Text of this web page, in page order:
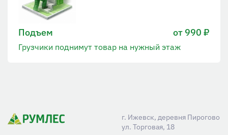
Подъем от 990 ₽
Грузчики поднимут товар на нужный этаж
г. Ижевск, деревня Пирогово
ул. Торговая, 18